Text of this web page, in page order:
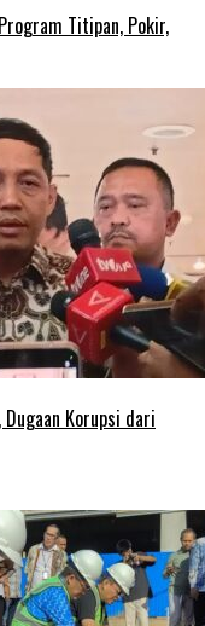
Titipan, Pokir,
Korupsi dari